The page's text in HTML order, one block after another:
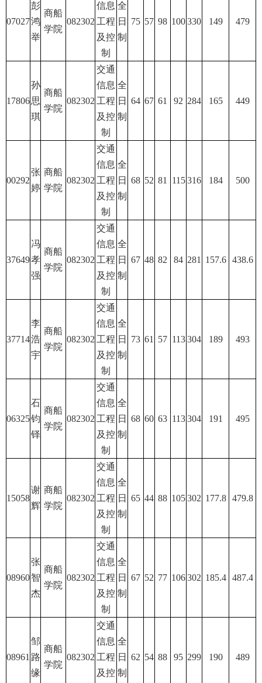
07027
彭
鸿
举
商船
学院
082302
信息
工程
及控
制
全
日
制
75 57 98 100330 149 479
17806
孙
思
琪
商船
学院
082302
交通
信息
工程
及控
制
全
日
制
64 67 61 92 284 165 449
00292
张
婷
商船
学院
082302
交通
信息
工程
及控
制
全
日
制
68 52 81 115 316 184 500
37649
冯
孝
强
商船
学院
082302
交通
信息
工程
及控
制
全
日
制
67 48 82 84 281 157.6 438.6
37714
李
浩
宇
商船
学院
082302
交通
信息
工程
及控
制
全
日
制
73 61 57 113 304 189 493
06325
石
钧
铎
商船
学院
082302
交通
信息
工程
及控
制
全
日
制
68 60 63 113 304 191 495
15058
谢
辉
商船
学院
082302
交通
信息
工程
及控
制
全
日
制
65 44 88 105302 177.8 479.8
08960
张
智
杰
商船
学院
082302
交通
信息
工程
及控
制
全
日
制
67 52 77 106302 185.4 487.4
08961
邹
路
缘
商船
学院
082302
交通
信息
工程
及控
全
日
制
62 54 88 95 299 190 489